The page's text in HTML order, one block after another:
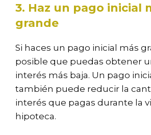
3. Haz un pago inicial
grande
Si haces un pago inicial más
posible que puedas obtener
interés más baja. Un pago
también puede reducir la
interés que pagas durante la
hipoteca.